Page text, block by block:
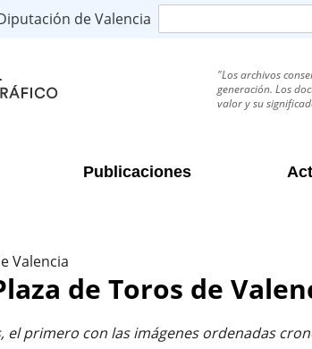
de Valencia
"Los archivos
generación. Los
valor y su
Publicaciones
Valencia
de Toros de
primero con las imágenes ordenadas